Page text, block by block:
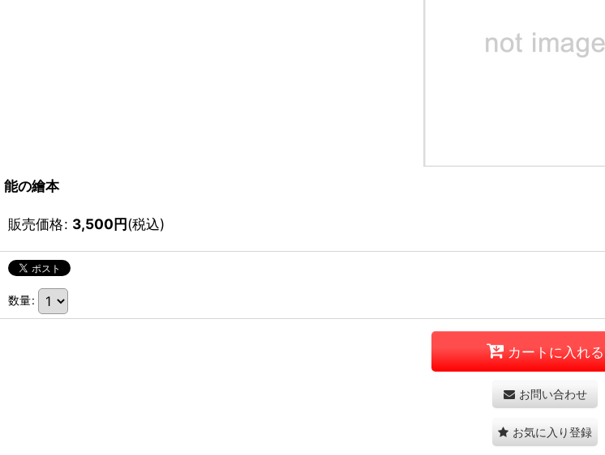
能の繪本
販売価格: 3,500円(税込)
数量:
カートに入れる
お問い合わせ
お気に入り登録